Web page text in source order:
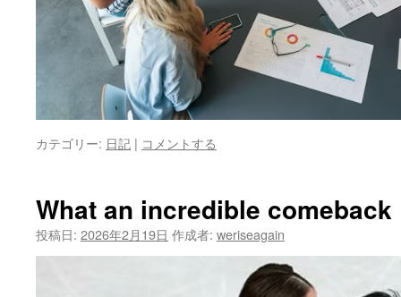
カテゴリー: 日記 | コメントする
What an incredible comeback
投稿日: 2026年2月19日 作成者: weriseagain